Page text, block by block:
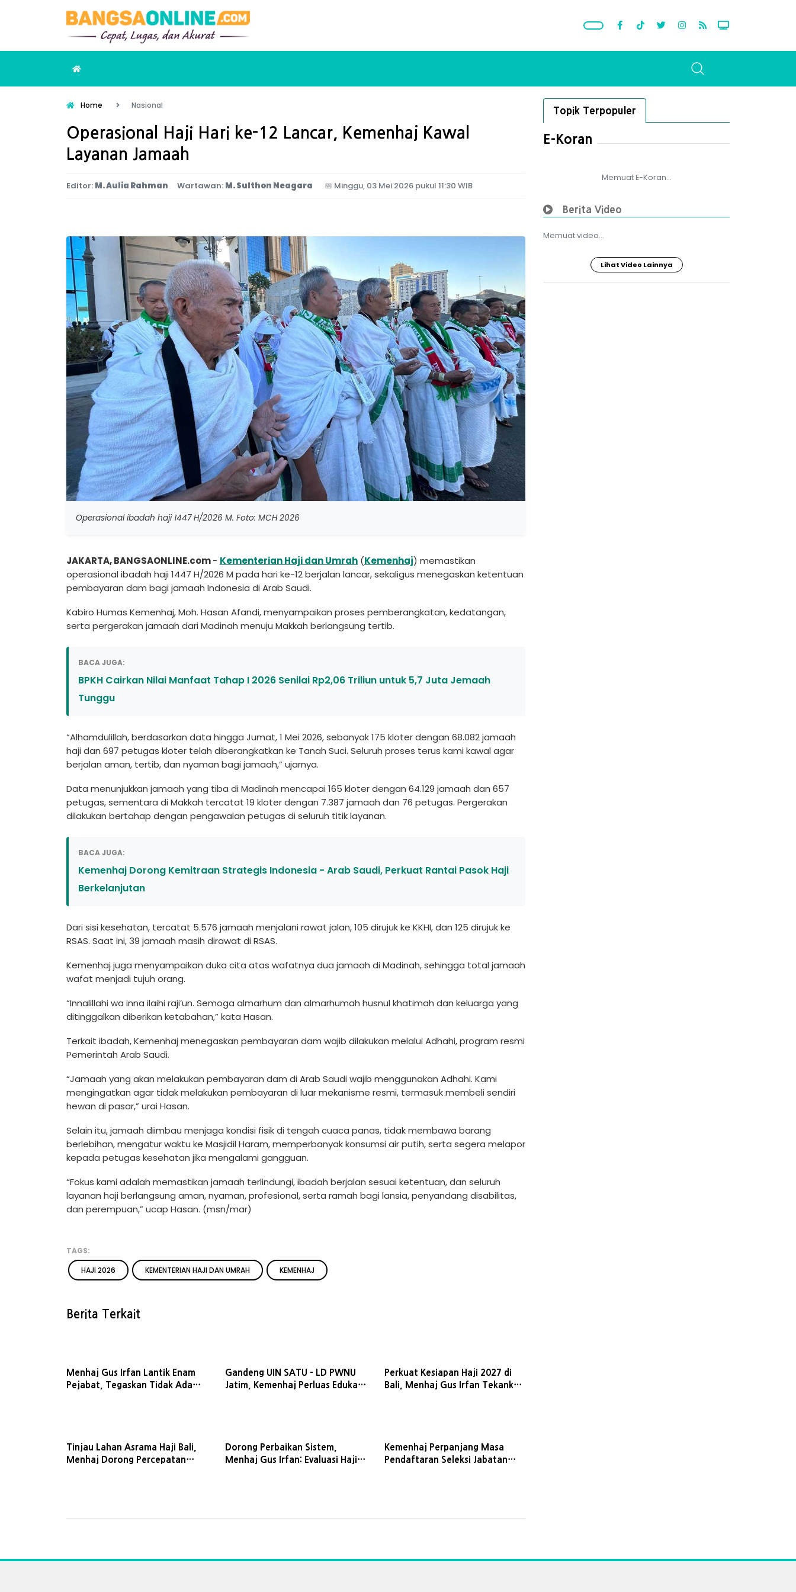
Home Nasional
Operasional Haji Hari ke-12 Lancar, Kemenhaj Kawal
Layanan Jamaah
Editor: M. Aulia Rahman Wartawan: M. Sulthon Neagara 📅 Minggu, 03 Mei 2026 pukul 11:30 WIB
Operasional ibadah haji 1447 H/2026 M. Foto: MCH 2026
JAKARTA, BANGSAONLINE.com- Kementerian Haji dan Umrah (Kemenhaj) memastikan
operasional ibadah haji 1447 H/2026 M pada hari ke-12 berjalan lancar, sekaligus menegaskan ketentuan
pembayaran dam bagi jamaah Indonesia di Arab Saudi.
Kabiro Humas Kemenhaj, Moh. Hasan Afandi, menyampaikan proses pemberangkatan, kedatangan,
serta pergerakan jamaah dari Madinah menuju Makkah berlangsung tertib.
BACA JUGA:
BPKH Cairkan Nilai Manfaat Tahap I 2026 Senilai Rp2,06 Triliun untuk 5,7 Juta Jemaah
Tunggu
“Alhamdulillah, berdasarkan data hingga Jumat, 1 Mei 2026, sebanyak 175 kloter dengan 68.082 jamaah
haji dan 697 petugas kloter telah diberangkatkan ke Tanah Suci. Seluruh proses terus kami kawal agar
berjalan aman, tertib, dan nyaman bagi jamaah,” ujarnya.
Data menunjukkan jamaah yang tiba di Madinah mencapai 165 kloter dengan 64.129 jamaah dan 657
petugas, sementara di Makkah tercatat 19 kloter dengan 7.387 jamaah dan 76 petugas. Pergerakan
dilakukan bertahap dengan pengawalan petugas di seluruh titik layanan.
BACA JUGA:
Kemenhaj Dorong Kemitraan Strategis Indonesia - Arab Saudi, Perkuat Rantai Pasok Haji
Berkelanjutan
Dari sisi kesehatan, tercatat 5.576 jamaah menjalani rawat jalan, 105 dirujuk ke KKHI, dan 125 dirujuk ke
RSAS. Saat ini, 39 jamaah masih dirawat di RSAS.
Kemenhaj juga menyampaikan duka cita atas wafatnya dua jamaah di Madinah, sehingga total jamaah
wafat menjadi tujuh orang.
“Innalillahi wa inna ilaihi raji’un. Semoga almarhum dan almarhumah husnul khatimah dan keluarga yang
ditinggalkan diberikan ketabahan,” kata Hasan.
Terkait ibadah, Kemenhaj menegaskan pembayaran dam wajib dilakukan melalui Adhahi, program resmi
Pemerintah Arab Saudi.
“Jamaah yang akan melakukan pembayaran dam di Arab Saudi wajib menggunakan Adhahi. Kami
mengingatkan agar tidak melakukan pembayaran di luar mekanisme resmi, termasuk membeli sendiri
hewan di pasar,” urai Hasan.
Selain itu, jamaah diimbau menjaga kondisi fisik di tengah cuaca panas, tidak membawa barang
berlebihan, mengatur waktu ke Masjidil Haram, memperbanyak konsumsi air putih, serta segera melapor
kepada petugas kesehatan jika mengalami gangguan.
“Fokus kami adalah memastikan jamaah terlindungi, ibadah berjalan sesuai ketentuan, dan seluruh
layanan haji berlangsung aman, nyaman, profesional, serta ramah bagi lansia, penyandang disabilitas,
dan perempuan,” ucap Hasan. (msn/mar)
TAGS:
HAJI 2026
KEMENTERIAN HAJI DAN UMRAH KEMENHAJ
Berita Terkait
Menhaj Gus Irfan Lantik Enam
Pejabat, Tegaskan Tidak Ada
Gandeng UIN SATU - LD PWNU
Jatim, Kemenhaj Perluas Edukasi
Perkuat Kesiapan Haji 2027 di
Bali, Menhaj Gus Irfan Tekankan
Tinjau Lahan Asrama Haji Bali,
Menhaj Dorong Percepatan
Dorong Perbaikan Sistem,
Menhaj Gus Irfan: Evaluasi Haji
Kemenhaj Perpanjang Masa
Pendaftaran Seleksi Jabatan
Topik Terpopuler
E-Koran
Memuat E-Koran...
Berita Video
Memuat video...
Lihat Video Lainnya